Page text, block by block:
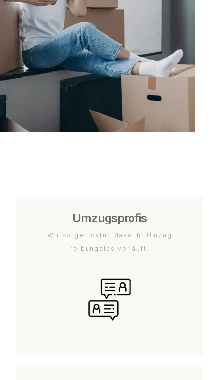
Umzugsprofis
Wir sorgen dafür, dass Ihr Umzug
reibungslos verläuft.